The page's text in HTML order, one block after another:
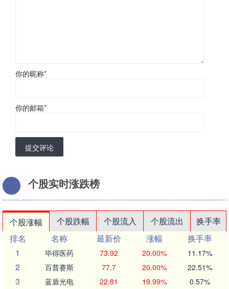
你的昵称*
你的邮箱*
提交评论
个股实时涨跌榜
个股涨幅 个股跌幅 个股流入 个股流出
换手率
排名
名称 最新价 涨幅
换手率
1
毕得医药 73.92 20.00% 11.17%
2 百普赛斯 77.7 20.00% 22.51%
3 蓝盾光电 22.81 19.99% 0.57%